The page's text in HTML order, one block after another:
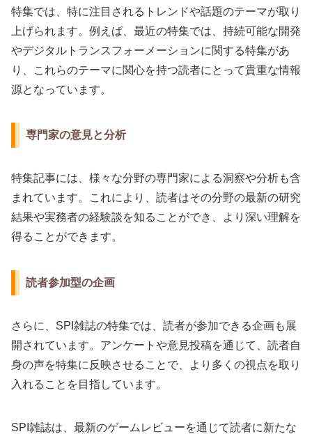
特集では、特に注目されるトレンドや話題のテーマが取り
上げられます。例えば、最近の特集では、持続可能な開発
やデジタルトランスフォーメーションに関する特集があ
り、これらのテーマに関心を持つ読者にとって貴重な情報
源となっています。
専門家の意見と分析
特集記事には、様々な分野の専門家による洞察や分析も含
まれています。これにより、読者はその分野の最新の研究
結果や実務者の経験談を知ることができ、より深い理解を
得ることができます。
読者参加型の企画
さらに、SPI雑誌の特集では、読者が参加できる企画も展
開されています。アンケートや意見投稿を通じて、読者自
身の声を特集に反映させることで、より多くの視点を取り
入れることを目指しています。
SPI雑誌は、最新のゲームレビューを通じて読者に新たな